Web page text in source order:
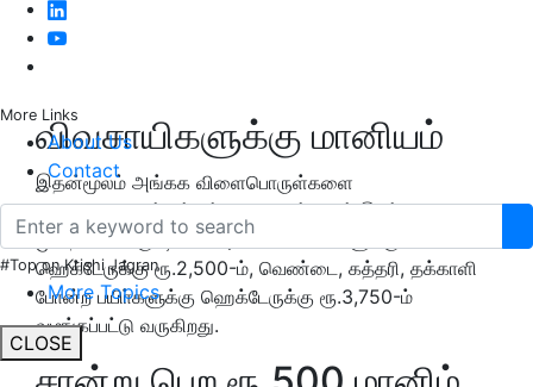
More Links
About Us
Contact
#Top on Krishi Jagran
More Topics
CLOSE
விவசாயிகளுக்கு மானியம்
இதன்மூலம் அங்கக விளைபொருள்களை
வெளிநாடுகளுக்கும் ஏற்றுமதி செய்யலாம்.இயற்கை
முறையில் சாகுபடி செய்யும் கீரை வகைகளுக்கு
ஹெக்டேருக்கு ரூ.2,500-ம், வெண்டை, கத்தரி, தக்காளி
போன்ற பயிா்களுக்கு ஹெக்டேருக்கு ரூ.3,750-ம்
வழங்கப்பட்டு வருகிறது.